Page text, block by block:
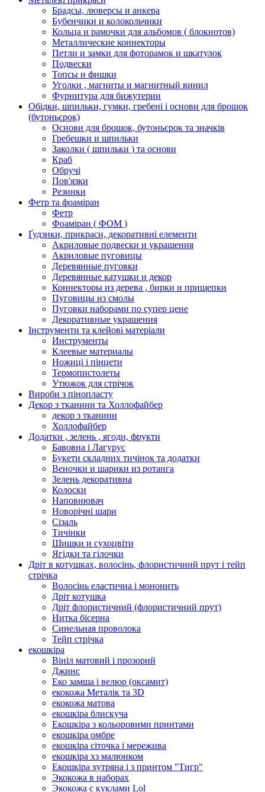
Брадсы, люверсы и анкера
Бубенчики и колокольчики
Кольца и рамочки для альбомов ( блокнотов)
Металлические коннекторы
Петли и замки для фоторамок и шкатулок
Подвески
Топсы и фишки
Уголки , магниты и магнитный винил
Фурнитура для бижутерии
Обідки, шпильки, гумки, гребені і основи для брошок
(бутоньєрок)
Основи для брошок, бутоньєрок та значків
Гребешки и шпильки
Заколки ( шпильки ) та основи
Краб
Обручі
Пов'язки
Резинки
Фетр та фоаміран
Фетр
Фоаміран ( ФОМ )
Ґудзики, прикраси, декоративні елементи
Акриловые подвески и украшения
Акриловые пуговицы
Деревянные пуговки
Деревянные катушки и декор
Коннекторы из дерева , бирки и прищепки
Пуговицы из смолы
Пуговки наборами по супер цене
Декоративные украшения
Інструменти та клейові матеріали
Инструменты
Клеевые материалы
Ножиці і пінцети
Термопистолеты
Утюжок для стрічок
Вироби з пінопласту
Декор з тканини та Холлофайбер
декор з тканини
Холлофайбер
Додатки , зелень , ягоди, фрукти
Бавовна і Лагурус
Букети складних тичінок та додатки
Веночки и шарики из ротанга
Зелень декоративна
Колоски
Наповнювач
Новорічні шари
Сізаль
Тичінки
Шишки и сухоцвіти
Ягідки та гілочки
Дріт в котушках, волосінь, флористичний прут і тейп
стрічка
Волосінь еластична і мононить
Дріт котушка
Дріт флористичний (флористичний прут)
Нитка бісерна
Синельная проволока
Тейп стрічка
екошкіра
Вініл матовий і прозорий
Джинс
Еко замша і велюр (оксамит)
екокожа Металік та 3D
екокожа матова
екошкіра блискуча
Екошкіра з кольоровими принтами
екошкіра омбре
екошкіра сіточка і мережива
екошкіра хз малюнком
Екошкіра хутряна і з принтом "Тигр"
Экокожа в наборах
Экокожа с куклами Lol